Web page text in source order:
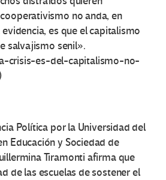
no anda, en
es que el capitalismo
salvajismo senil».
crisis-es-del-capitalismo-no-
Política por la Universidad del
Educación y Sociedad de
Tiramonti afirma que
de las escuelas de sostener el